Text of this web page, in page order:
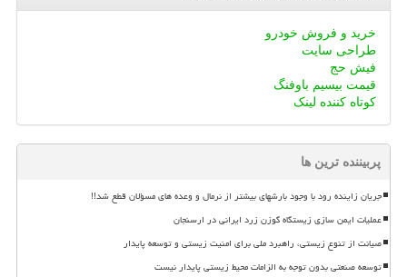
خرید و فروش خودرو
طراحی سایت
فیش حج
قیمت بیسیم باوفنگ
کوتاه کننده لینک
پربیننده ترین ها
جریان زاینده رود با وجود بارشهای بیشتر از نرمال و وعده های مسؤلان قطع شد!!
عملیات ایمن سازی زیستگاه گوزن زرد ایرانی در ارسنجان
صیانت از تنوع زیستی، راهبرد ملی برای امنیت زیستی و توسعه پایدار
توسعه صنعتی بدون توجه به الزامات محیط زیستی پایدار نیست